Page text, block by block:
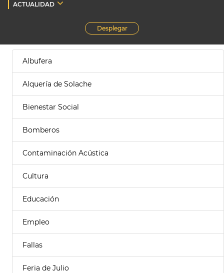
ACTUALIDAD
Desplegar
Albufera
Alquería de Solache
Bienestar Social
Bomberos
Contaminación Acústica
Cultura
Educación
Empleo
Fallas
Feria de Julio